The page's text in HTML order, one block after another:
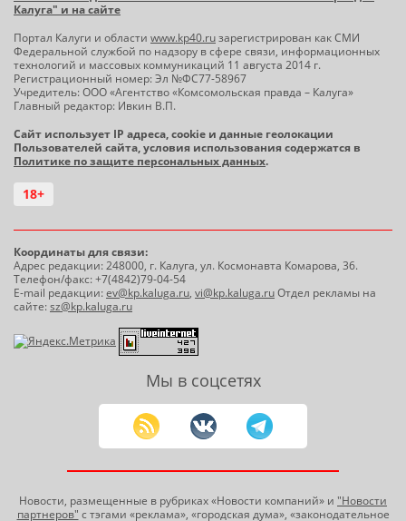
Калуга" и на сайте
Портал Калуги и области www.kp40.ruзарегистрирован как СМИ
Федеральной службой по надзору в сфере связи, информационных
технологий и массовых коммуникаций 11 августа 2014 г.
Регистрационный номер: Эл №ФС77-58967
Учредитель: ООО «Агентство «Комсомольская правда – Калуга»
Главный редактор: Ивкин В.П.
Сайт использует IP адреса, cookie и данные геолокации
Пользователей сайта, условия использования содержатся в
Политике по защите персональных данных.
18+
Координаты для связи:
Адрес редакции: 248000, г. Калуга, ул. Космонавта Комарова, 36.
Телефон/факс: +7(4842)79-04-54
E-mail редакции:ev@kp.kaluga.ru, vi@kp.kaluga.ruОтдел рекламы на
сайте:sz@kp.kaluga.ru
Мы в соцсетях
Новости, размещенные в рубриках «Новости компаний» и "Новости
партнеров" с тэгами «реклама», «городская дума», «законодательное